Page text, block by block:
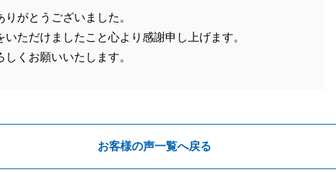
りがとうございました。
いただけましたこと心より感謝申し上げます。
くお願いいたします。
お客様の声一覧へ戻る